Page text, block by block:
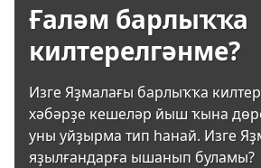
Ғаләм барлыҡҡа
килтерелгәнме?
Изге Яҙмалағы барлыҡҡа
хәбәрҙе кешеләр йыш ҡына
уны уйҙырма тип һанай. Изге
яҙылғандарға ышанып буламы?